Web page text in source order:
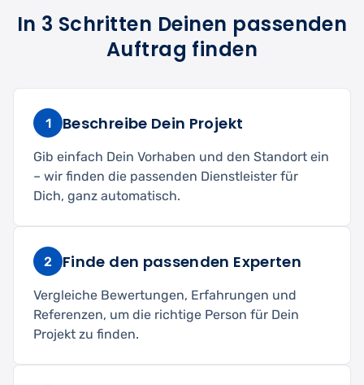
In 3 Schritten Deinen passenden
Auftrag finden
1 Beschreibe Dein Projekt
Gib einfach Dein Vorhaben und den Standort ein
– wir finden die passenden Dienstleister für
Dich, ganz automatisch.
2 Finde den passenden Experten
Vergleiche Bewertungen, Erfahrungen und
Referenzen, um die richtige Person für Dein
Projekt zu finden.